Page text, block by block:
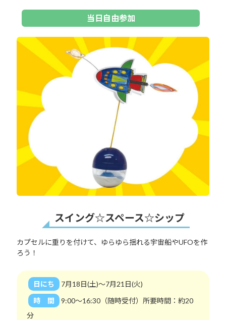
当日自由参加
スイング☆スペース☆シップ
カプセルに重りを付けて、ゆらゆら揺れる宇宙船やUFOを作
ろう！
日にち
7月18日(土)～7月21日(火)
時 間
9:00～16:30（随時受付）所要時間：約20
分